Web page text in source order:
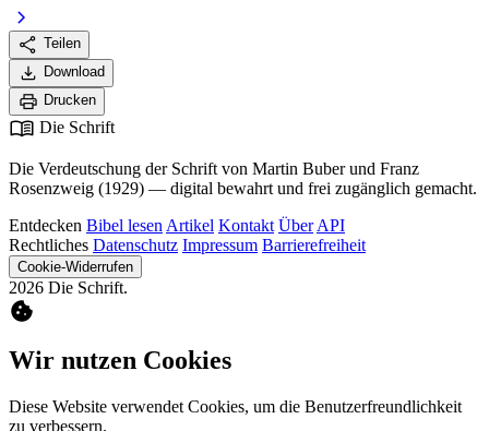
chevron_right
share Teilen
download Download
print Drucken
menu_book Die Schrift
Die Verdeutschung der Schrift von Martin Buber und Franz
Rosenzweig (1929) — digital bewahrt und frei zugänglich gemacht.
Entdecken Bibel lesen Artikel Kontakt Über API
Rechtliches Datenschutz Impressum Barrierefreiheit
Cookie-Widerrufen
2026 Die Schrift.
cookie
Wir nutzen Cookies
Diese Website verwendet Cookies, um die Benutzerfreundlichkeit
zu verbessern.